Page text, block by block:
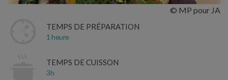
© MP pour JA
TEMPS DE PRÉPARATION
1 heure
TEMPS DE CUISSON
3h